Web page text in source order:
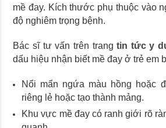
mề đay. Kích thước phụ thuộc vào
độ nghiêm trọng bệnh.
Bác sĩ tư vấn trên trangtin tức y
dấu hiệu nhận biết mề đay ở trẻ em
Nổi mẩn ngứa màu hồng hoặc
riêng lẻ hoặc tạo thành mảng.
Khu vực mề đay có ranh giới rõ